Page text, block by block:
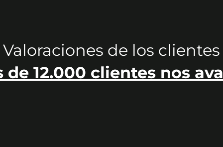
Valoraciones de los clientes
de 12.000 clientes nos